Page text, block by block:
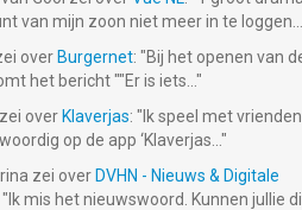
van mijn zoon niet meer in te loggen....
over Burgernet: "Bij het openen van
het bericht ""Er is iets... "
zei over Klaverjas: " Ik speel met vrienden
op de app ‘Klaverjas... "
zei over DVHN - Nieuws & Digitale
" Ik mis het nieuwswoord. Kunnen jullie